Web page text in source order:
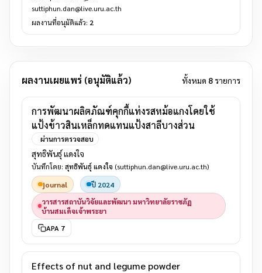
suttiphun.dan@live.uru.ac.th
ผลงานที่อนุมัติแล้ว: 2
ผลงานเผยแพร่ (อนุมัติแล้ว) ทั้งหมด 8 รายการ
การพัฒนาผลิตภัณฑ์คุกกี้แท่งรสหม้อแกงโดยใช้
แป้งข้าวสินเหล็กทดแทนแป้งสาลีบางส่วน
ผ่านการตรวจสอบ
สุทธิพันธุ์ แดงใจ
บันทึกโดย: สุทธิพันธุ์ แดงใจ (suttiphun.dan@live.uru.ac.th)
journal
ปี 2024
วารสารสถาบันวิจัยและพัฒนา มหาวิทยาลัยราชภัฏ
บ้านสมเด็จเจ้าพระยา
APA 7
Effects of nut and legume powder